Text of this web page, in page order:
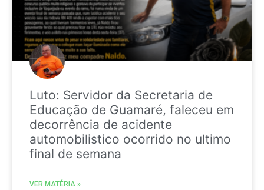
Luto: Servidor da Secretaria de
Educação de Guamaré, faleceu em
decorrência de acidente
automobilistico ocorrido no ultimo
final de semana
VER MATÉRIA »